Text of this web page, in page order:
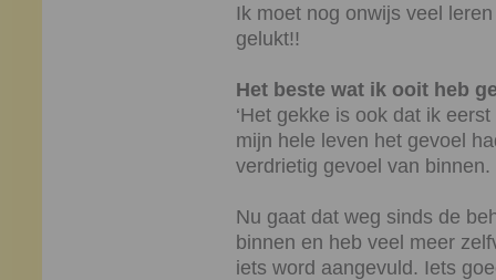
Ik moet nog onwijs veel
gelukt!!
Het beste wat ik ooit heb
‘Het gekke is ook dat ik
mijn hele leven het gevoel
verdrietig gevoel van binnen.
Nu gaat dat weg sinds de
binnen en heb veel meer
iets word aangevuld. Iets